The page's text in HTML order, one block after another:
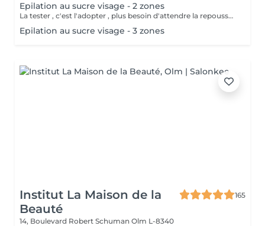
Epilation au sucre visage - 2 zones
La tester , c'est l'adopter , plus besoin d'attendre la repousse , soin exfoliant en même temps , moins douloureux , plus efficace sur le long terme.
Epilation au sucre visage - 3 zones
Institut La Maison de la
Beauté
165
14, Boulevard Robert Schuman Olm L-8340